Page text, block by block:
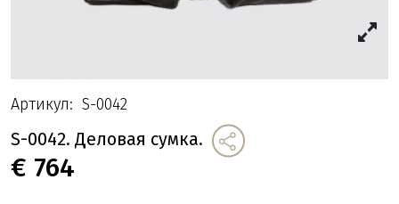
Артикул: S-0042
S-0042. Деловая сумка.
€ 764